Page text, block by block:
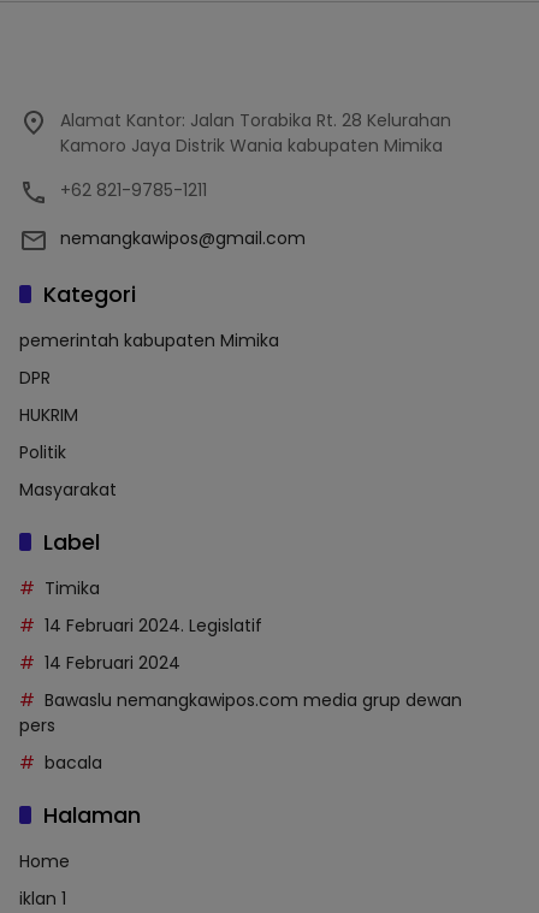
Alamat Kantor: Jalan Torabika Rt. 28 Kelurahan
Kamoro Jaya Distrik Wania kabupaten Mimika
+62 821-9785-1211
nemangkawipos@gmail.com
Kategori
pemerintah kabupaten Mimika
DPR
HUKRIM
Politik
Masyarakat
Label
Timika
14 Februari 2024. Legislatif
14 Februari 2024
Bawaslu nemangkawipos.com media grup dewan
pers
bacala
Halaman
Home
iklan 1